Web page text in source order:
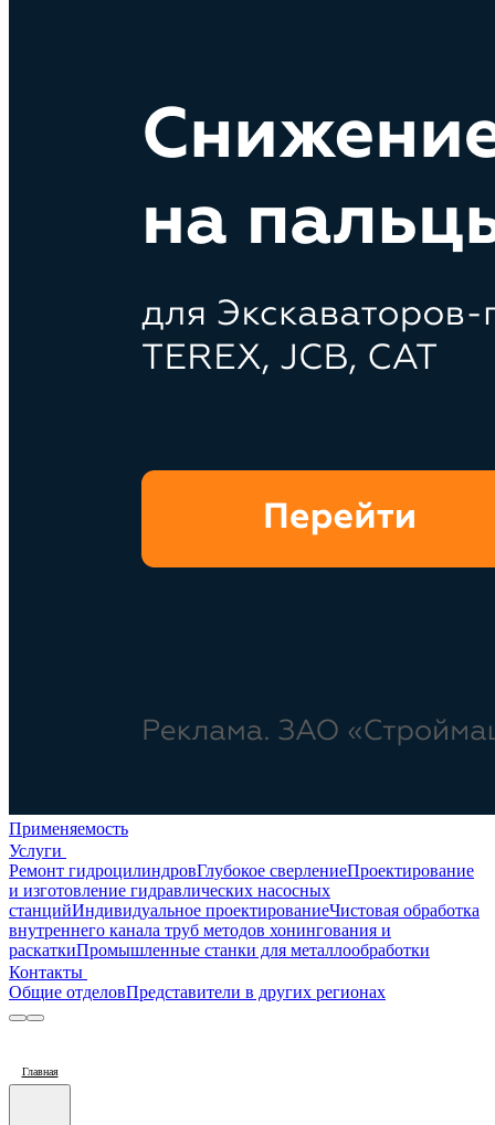
Применяемость
Услуги
Ремонт гидроцилиндровГлубокое сверлениеПроектирование
и изготовление гидравлических насосных
станцийИндивидуальное проектированиеЧистовая обработка
внутреннего канала труб методов хонингования и
раскаткиПромышленные станки для металлообработки
Контакты
Общие отделовПредставители в других регионах
Главная